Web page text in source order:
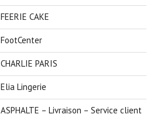
CAKE
PARIS
Lingerie
– Livraison – Service client